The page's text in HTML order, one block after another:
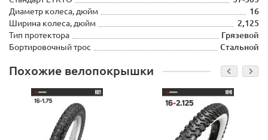
Диаметр колеса, дюйм
16
Ширина колеса, дюйм
2,125
Тип протектора
Грязевой
Бортировочный трос
Стальной
Похожие велопокрышки